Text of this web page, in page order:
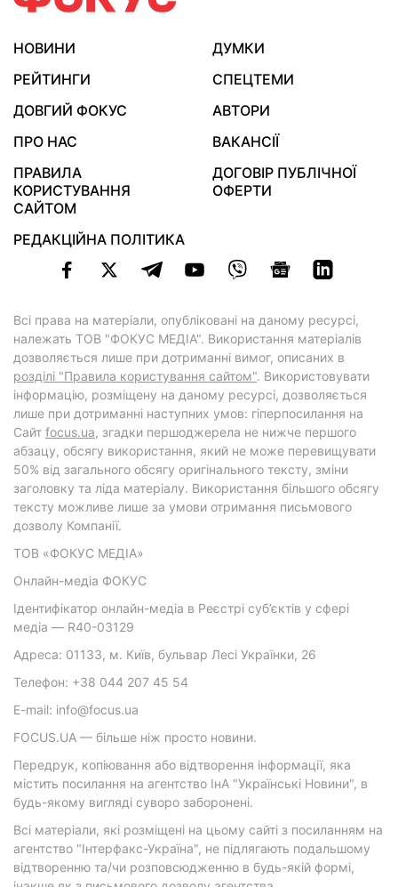
НОВИНИ
ДУМКИ
РЕЙТИНГИ
СПЕЦТЕМИ
ДОВГИЙ ФОКУС
АВТОРИ
ПРО НАС
ВАКАНСІЇ
ПРАВИЛА
КОРИСТУВАННЯ
САЙТОМ
ДОГОВІР ПУБЛІЧНОЇ
ОФЕРТИ
РЕДАКЦІЙНА ПОЛІТИКА
Всі права на матеріали, опубліковані на даному ресурсі,
належать ТОВ "ФОКУС МЕДІА". Використання матеріалів
дозволяється лише при дотриманні вимог, описаних в
розділі "Правила користування сайтом". Використовувати
інформацію, розміщену на даному ресурсі, дозволяється
лише при дотриманні наступних умов: гіперпосилання на
Cайт focus.ua, згадки першоджерела не нижче першого
абзацу, обсягу використання, який не може перевищувати
50% від загального обсягу оригінального тексту, зміни
заголовку та ліда матеріалу. Використання більшого обсягу
тексту можливе лише за умови отримання письмового
дозволу Компанії.
ТОВ «ФОКУС МЕДІА»
Онлайн-медіа ФОКУС
Ідентифікатор онлайн-медіа в Реєстрі суб’єктів у сфері
медіа — R40-03129
Адреса: 01133, м. Київ, бульвар Лесі Українки, 26
Телефон: +38 044 207 45 54
E-mail: info@focus.ua
FOCUS.UA — більше ніж просто новини.
Передрук, копіювання або відтворення інформації, яка
містить посилання на агентство ІнА "Українські Новини", в
будь-якому вигляді суворо заборонені.
Всі матеріали, які розміщені на цьому сайті з посиланням на
агентство "Інтерфакс-Україна", не підлягають подальшому
відтворенню та/чи розповсюдженню в будь-якій формі,